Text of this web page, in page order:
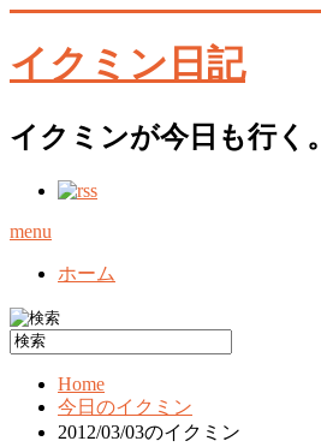
イクミン日記
イクミンが今日も行く。
menu
ホーム
Home
今日のイクミン
2012/03/03のイクミン